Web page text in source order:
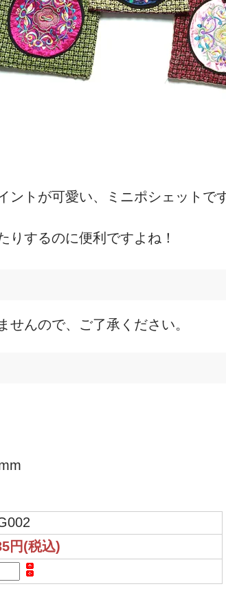
ントが可愛い、ミニポシェットで
りするのに便利ですよね！
せんので、ご了承ください。
円(税込)